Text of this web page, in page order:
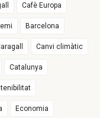
Cafè Europa
Barcelona
Canvi climàtic
Catalunya
Economia